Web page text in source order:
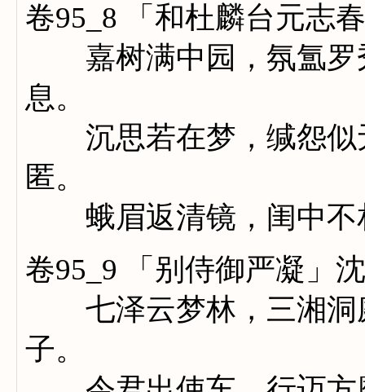
卷95_8 「和杜麟台元志
嘉树满中园，氛氲罗
息。
沉思若在梦，缄怨似
匿。
蛾眉返清镜，闺中不
卷95_9 「别侍御严凝」
七泽云梦林，三湘洞
子。